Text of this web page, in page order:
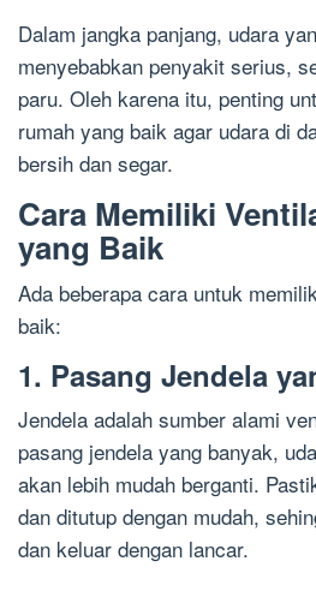
Dalam jangka panjang, udara
menyebabkan penyakit serius,
paru. Oleh karena itu, penting
rumah yang baik agar udara di
bersih dan segar.
Cara Memiliki
yang Baik
Ada beberapa cara untuk
baik:
1. Pasang Jendela
Jendela adalah sumber alami
pasang jendela yang banyak,
akan lebih mudah berganti.
dan ditutup dengan mudah,
dan keluar dengan lancar.